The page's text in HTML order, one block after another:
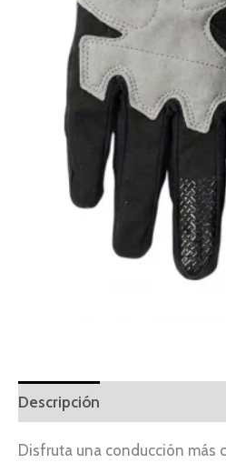
Descripción
Disfruta una conducción más